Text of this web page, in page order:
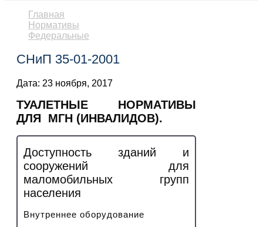
Главная
Нормативы
Федеральные
СНиП 35-01-2001
Дата: 23 ноября, 2017
ТУАЛЕТНЫЕ НОРМАТИВЫ
ДЛЯ МГН (ИНВАЛИДОВ).
Доступность зданий и
сооружений для
маломобильных групп
населения
Внутреннее оборудование